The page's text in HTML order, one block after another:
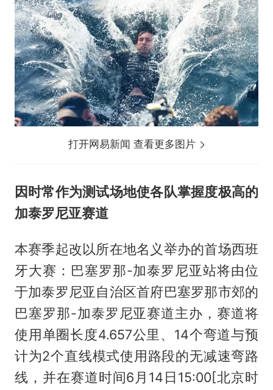
打开网易新闻 查看更多图片
因时常作为测试场地使各队掌握度极高的
加泰罗尼亚赛道
本赛季起改以所在地名义举办的首场西班
牙大赛：巴塞罗那-加泰罗尼亚站将由位
于加泰罗尼亚自治区首府巴塞罗那市郊的
巴塞罗那-加泰罗尼亚赛道主办，赛道将
使用单圈长度4.657公里、14个弯道与预
计为2个直线模式使用路段的无减速弯路
线，并在赛道时间6月14日15:00[北京时